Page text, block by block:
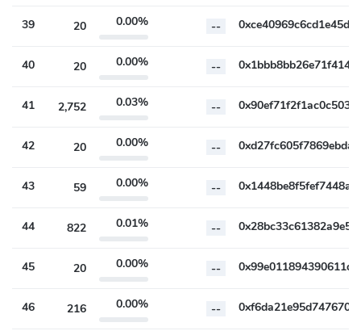
39 20 0.00% --
40 20 0.00% --
41 2,752 0.03% --
42 20 0.00% --
43 59 0.00% --
44 822 0.01% --
45 20 0.00% --
46 216 0.00% --